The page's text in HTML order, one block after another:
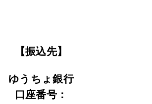
【振込先】
ゆうちょ銀行
口座番号：